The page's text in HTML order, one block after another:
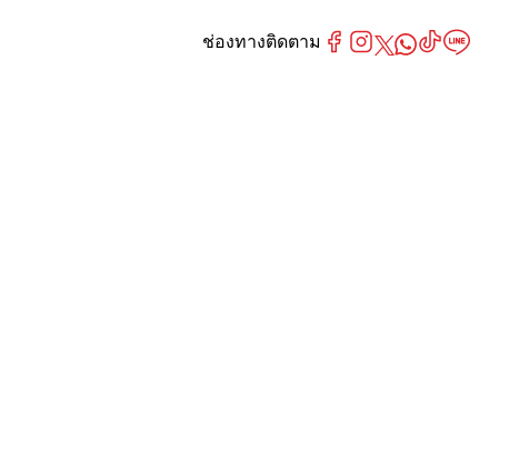
ช่องทางติดตาม